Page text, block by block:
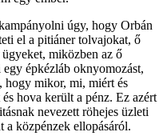
úgy, hogy Orbán
el a pitiáner tolvajokat, ő
miközben az ő
épkézláb oknyomozást,
hogy mikor, mi, miért és
hova került a pénz. Ez azért
nevezett röhejes üzleti
a közpénzek ellopásáról.